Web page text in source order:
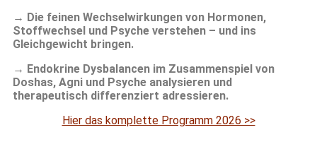
→ Die feinen Wechselwirkungen von Hormonen,
Stoffwechsel und Psyche verstehen – und ins
Gleichgewicht bringen.
→ Endokrine Dysbalancen im Zusammenspiel von
Doshas, Agni und Psyche analysieren und
therapeutisch differenziert adressieren.
Hier das komplette Programm 2026 >>